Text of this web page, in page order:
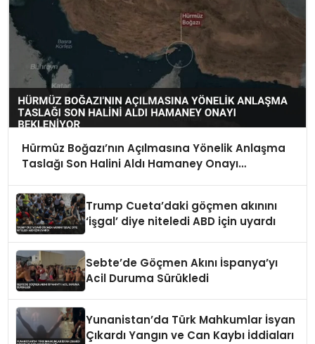
Hürmüz Boğazı’nın Açılmasına Yönelik Anlaşma
Taslağı Son Halini Aldı Hamaney Onayı
Trump Cueta’daki göçmen akınını
‘işgal’ diye niteledi ABD için uyardı
Sebte’de Göçmen Akını İspanya’yı
Acil Duruma Sürükledi
Yunanistan’da Türk Mahkumlar İsyan
Çıkardı Yangın ve Can Kaybı İddiaları